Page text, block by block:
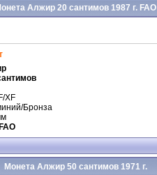
Алжир 20 сантимов 1987 г. FAO
XF
Бронза
FAO
Монета Алжир 50 сантимов 1971 г.